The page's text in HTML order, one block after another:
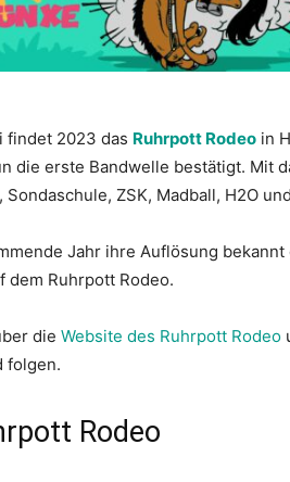
findet 2023 das Ruhrpott Rodeo in
die erste Bandwelle bestätigt. Mit
ZSK, Madball, H2O
Jahr ihre Auflösung
dem Ruhrpott Rodeo.
die Website des Ruhrpott Rodeo
folgen.
Rodeo